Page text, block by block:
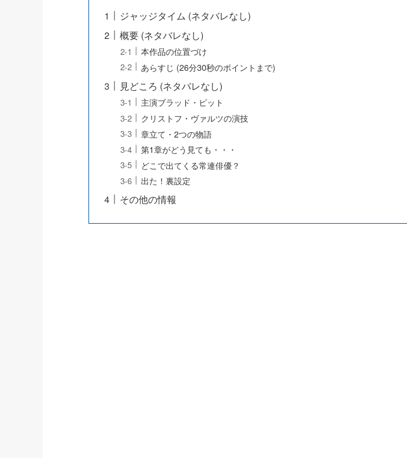
ジャッジタイム (ネタバレなし)
概要 (ネタバレなし)
本作品の位置づけ
あらすじ (26分30秒のポイントまで)
見どころ (ネタバレなし)
主演ブラッド・ピット
クリストフ・ヴァルツの演技
章立て・2つの物語
第1章がどう見ても・・・
どこで出てくる常連俳優？
出た！裏設定
その他の情報